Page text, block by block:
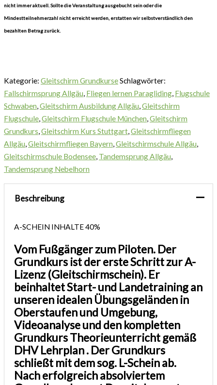
nicht immer aktuell. Sollte die Veranstaltung ausgebucht sein oder die
Mindestteilnehmerzahl nicht erreicht werden, erstatten wir selbstverständlich den
bezahlten Betrag zurück.
Kategorie: Gleitschirm GrundkurseSchlagwörter:
Fallschirmsprung Allgäu, Fliegen lernen Paragliding, Flugschule
Schwaben,Gleitschirm Ausbildung Allgäu,Gleitschirm
Flugschule,Gleitschirm Flugschule München,Gleitschirm
Grundkurs,Gleitschirm Kurs Stuttgart,Gleitschirmfliegen
Allgäu,Gleitschirmfliegen Bayern,Gleitschirmschule Allgäu,
Gleitschirmschule Bodensee, Tandemsprung Allgäu,
Tandemsprung Nebelhorn
Beschreibung
A-SCHEIN INHALTE40%
Vom Fußgänger zum Piloten. Der
Grundkurs ist der erste Schritt zur A-
Lizenz (Gleitschirmschein). Er
beinhaltet Start- und Landetraining an
unseren idealen Übungsgeländen in
Oberstaufen und Umgebung,
Videoanalyse und den kompletten
Grundkurs Theorieunterricht gemäß
DHV Lehrplan . Der Grundkurs
schließt mit dem sog. L-Schein ab.
Nach erfolgreich absolviertem